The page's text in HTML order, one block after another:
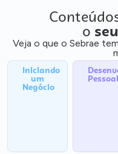
o
Veja o que o Sebrae
Iniciando
um
Negócio